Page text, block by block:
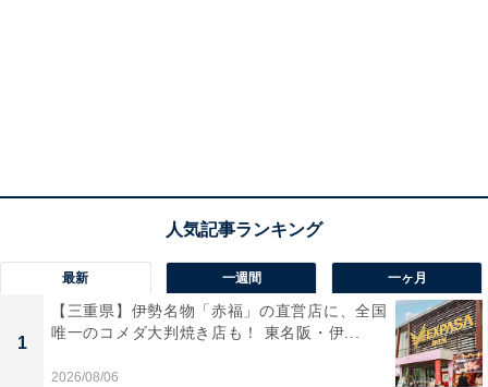
最新 一週間 一ヶ月
1
【三重県】伊勢名物「赤福」の直営店に、全国
唯一のコメダ大判焼き店も！ 東名阪・伊...
2026/08/06